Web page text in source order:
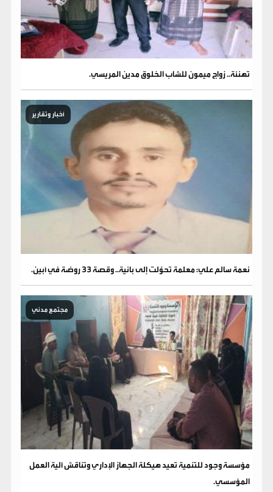
تهنئة.. زواج ميمون للشاب الخلوق مدين المريسي.
أخبار وتقارير
نعمة سالم علي: معلمة تحوّلت إلى بانية.. وقصة 33 روضة في أبين.
مجتمع مدني
مؤسسة وجود للتنمية تعيد هيكلة الجهاز الإداري وتناقش آلية العمل
المؤسسي.